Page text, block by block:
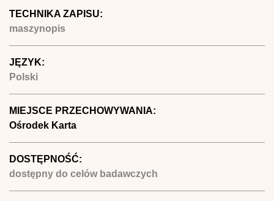
TECHNIKA ZAPISU:
maszynopis
JĘZYK:
Polski
MIEJSCE PRZECHOWYWANIA:
Ośrodek Karta
DOSTĘPNOŚĆ:
dostępny do celów badawczych